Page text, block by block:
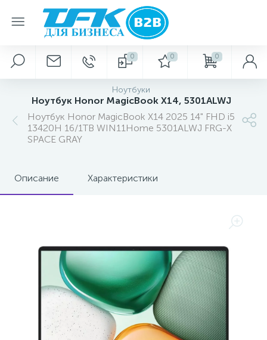
0 0 0
Ноутбуки
Ноутбук Honor MagicBook X14, 5301ALWJ
Ноутбук Honor MagicBook X14 2025 14" FHD i5
13420H 16/1TB WIN11Home 5301ALWJ FRG-X
SPACE GRAY
Описание Характеристики